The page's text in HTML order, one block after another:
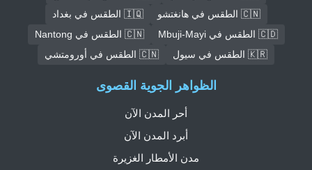
🇨🇳 الطقس في هانغتشو
🇮🇶 الطقس في بغداد
🇨🇩 الطقس في Mbuji-Mayi
🇨🇳 الطقس في Nantong
🇰🇷 الطقس في سيول
🇨🇳 الطقس في أورومتشي
الظواهر الجوية القصوى
أحر المدن الآن
أبرد المدن الآن
مدن الأمطار الغزيرة